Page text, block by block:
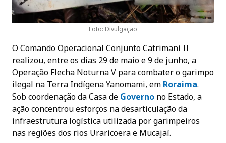
Foto: Divulgação
O Comando Operacional Conjunto Catrimani II
realizou, entre os dias 29 de maio e 9 de junho, a
Operação Flecha Noturna V para combater o garimpo
ilegal na Terra Indígena Yanomami, em Roraima.
Sob coordenação da Casa de Governo no Estado, a
ação concentrou esforços na desarticulação da
infraestrutura logística utilizada por garimpeiros
nas regiões dos rios Uraricoera e Mucajaí.